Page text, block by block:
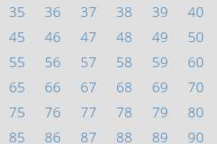
35 36 37 38 39
40
45 46 47 48 49
50
55 56 57 58 59
60
65 66 67 68 69
70
75 76 77 78 79
80
85 86 87 88 89
90